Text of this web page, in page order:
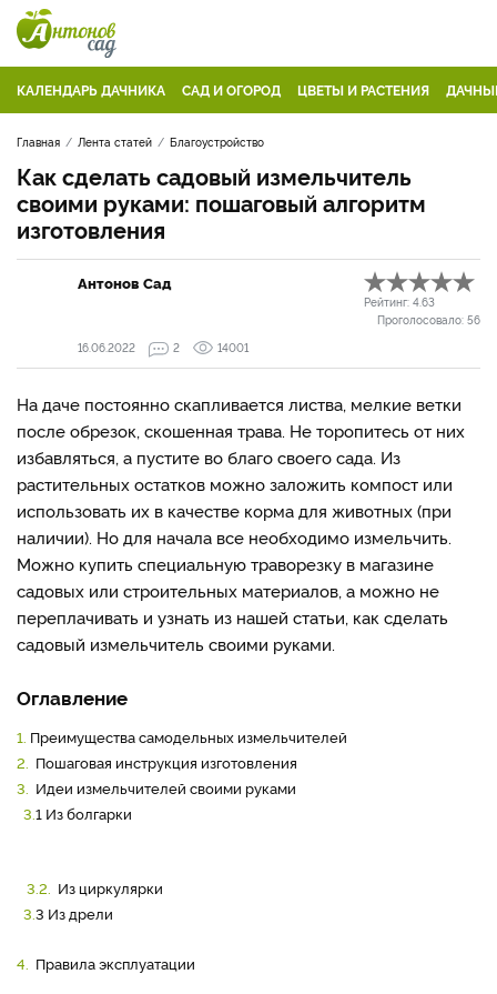
КАЛЕНДАРЬ ДАЧНИКА САД И ОГОРОД ЦВЕТЫ И РАСТЕНИЯ
Главная Лента статей Благоустройство
Как сделать садовый измельчитель
своими руками: пошаговый алгоритм
изготовления
Антонов Сад
Рейтинг: 4.63
Проголосовало: 56
16.06.2022
2 14001
На даче постоянно скапливается листва, мелкие ветки
после обрезок, скошенная трава. Не торопитесь от них
избавляться, а пустите во благо своего сада. Из
растительных остатков можно заложить компост или
использовать их в качестве корма для животных (при
наличии). Но для начала все необходимо измельчить.
Можно купить специальную траворезку в магазине
садовых или строительных материалов, а можно не
переплачивать и узнать из нашей статьи, как сделать
садовый измельчитель своими руками.
Оглавление
1. Преимущества самодельных измельчителей
2.
Пошаговая инструкция изготовления
3.
Идеи измельчителей своими руками
3. 1 Из болгарки
3.2.
Из циркулярки
3. 3 Из дрели
4. Правила эксплуатации